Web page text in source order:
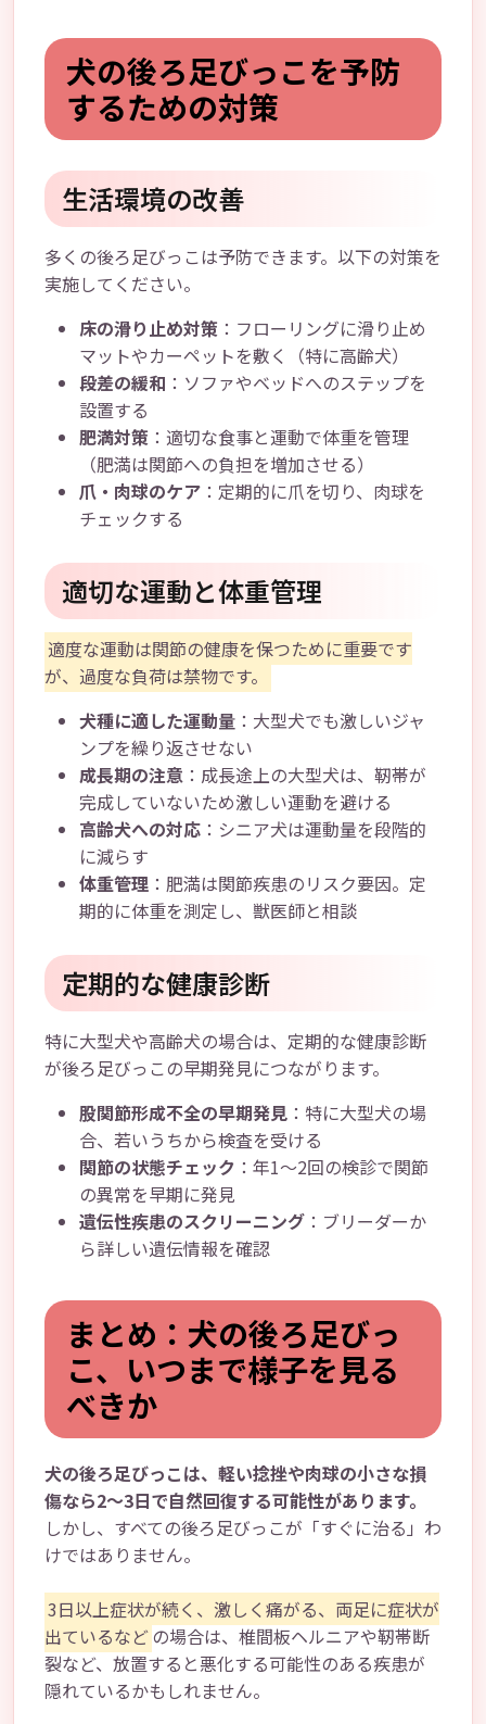
犬の後ろ足びっこを予防
するための対策
生活環境の改善
多くの後ろ足びっこは予防できます。以下の対策を
実施してください。
床の滑り止め対策 ：フローリングに滑り止め
マットやカーペットを敷く（特に高齢犬）
段差の緩和 ：ソファやベッドへのステップを
設置する
肥満対策 ：適切な食事と運動で体重を管理
（肥満は関節への負担を増加させる）
爪・肉球のケア ：定期的に爪を切り、肉球を
チェックする
適切な運動と体重管理
適度な運動は関節の健康を保つために重要です
が、過度な負荷は禁物です。
犬種に適した運動量 ：大型犬でも激しいジャ
ンプを繰り返させない
成長期の注意 ：成長途上の大型犬は、靭帯が
完成していないため激しい運動を避ける
高齢犬への対応 ：シニア犬は運動量を段階的
に減らす
体重管理 ：肥満は関節疾患のリスク要因。定
期的に体重を測定し、獣医師と相談
定期的な健康診断
特に大型犬や高齢犬の場合は、定期的な健康診断
が後ろ足びっこの早期発見につながります。
股関節形成不全の早期発見 ：特に大型犬の場
合、若いうちから検査を受ける
関節の状態チェック ：年1～2回の検診で関節
の異常を早期に発見
遺伝性疾患のスクリーニング ：ブリーダーか
ら詳しい遺伝情報を確認
まとめ：犬の後ろ足びっ
こ、いつまで様子を見る
べきか
犬の後ろ足びっこは、軽い捻挫や肉球の小さな損
傷なら2～3日で自然回復する可能性があります。
しかし、すべての後ろ足びっこが「すぐに治る」わ
けではありません。
3日以上症状が続く、激しく痛がる、両足に症状が
出ているなど の場合は、椎間板ヘルニアや靭帯断
裂など、放置すると悪化する可能性のある疾患が
隠れているかもしれません。